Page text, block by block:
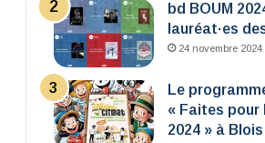
bd BOUM
lauréat·es
24 novembre 2024
Le
« Faites pour
2024 » à Blois